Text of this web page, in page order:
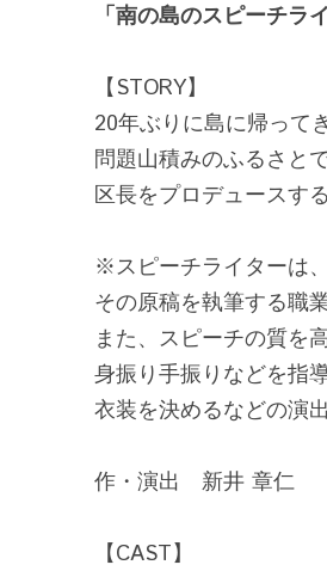
「南の島のスピーチラ
【STORY】
20年ぶりに島に帰って
問題山積みのふるさと
区長をプロデュースす
※スピーチライターは
その原稿を執筆する職
また、スピーチの質を
身振り手振りなどを指
衣装を決めるなどの演
作・演出　新井 章仁
【CAST】